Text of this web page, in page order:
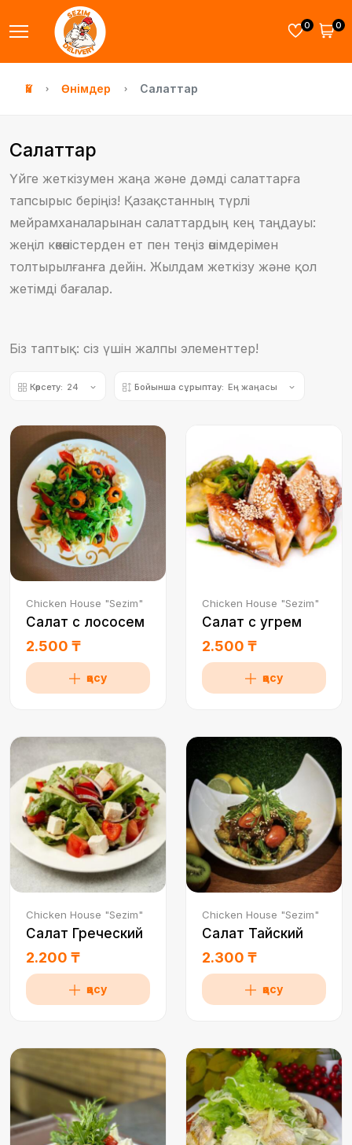
0 0
Үй Өнімдер Салаттар
Салаттар
Үйге жеткізумен жаңа және дәмді салаттарға
тапсырыс беріңіз! Қазақстанның түрлі
мейрамханаларынан салаттардың кең таңдауы:
жеңіл көкөністерден ет пен теңіз өнімдерімен
толтырылғанға дейін. Жылдам жеткізу және қол
жетімді бағалар.
Біз таптық: сіз үшін жалпы элементтер!
Көрсету: 24 Бойынша сұрыптау: Ең жаңасы
Chicken House "Sezim"
Салат с лососем
2.500 ₸
қосу
Chicken House "Sezim"
Салат с угрем
2.500 ₸
қосу
Chicken House "Sezim"
Салат Греческий
2.200 ₸
қосу
Chicken House "Sezim"
Салат Тайский
2.300 ₸
қосу